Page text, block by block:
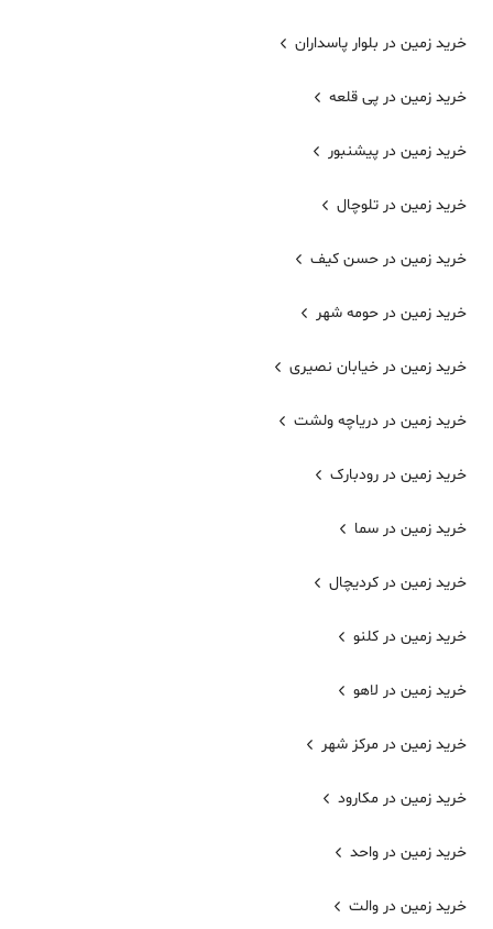
خرید زمین در بلوار پاسداران
خرید زمین در پی قلعه
خرید زمین در پیشنبور
خرید زمین در تلوچال
خرید زمین در حسن کیف
خرید زمین در حومه شهر
خرید زمین در خیابان نصیری
خرید زمین در دریاچه ولشت
خرید زمین در رودبارک
خرید زمین در سما
خرید زمین در کردیچال
خرید زمین در کلنو
خرید زمین در لاهو
خرید زمین در مرکز شهر
خرید زمین در مکارود
خرید زمین در واحد
خرید زمین در والت